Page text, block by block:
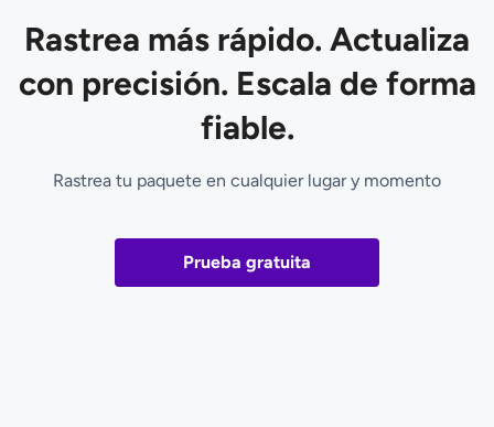
Rastrea más rápido. Actualiza
con precisión. Escala de forma
fiable.
Rastrea tu paquete en cualquier lugar y momento
Prueba gratuita